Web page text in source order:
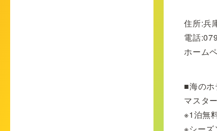
住所:兵
電話
ホーム
■海の
マスタ
※1泊無
※シーズ